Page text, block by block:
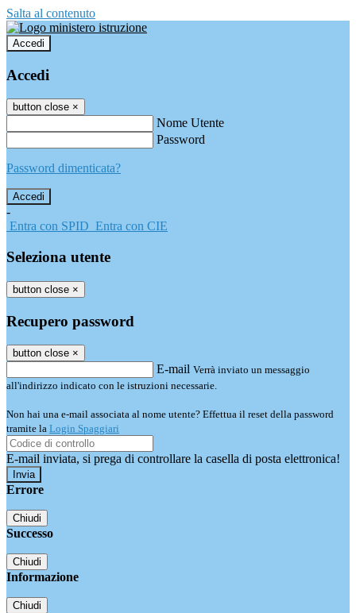
Salta al contenuto
Accedi
Accedi
button close ×
Nome Utente
Password
Password dimenticata?
-
Entra con SPID Entra con CIE
Seleziona utente
button close ×
Recupero password
button close ×
E-mail Verrà inviato un messaggio
all'indirizzo indicato con le istruzioni necessarie.
Non hai una e-mail associata al nome utente? Effettua il reset della password
tramite la Login Spaggiari
E-mail inviata, si prega di controllare la casella di posta elettronica!
Errore
Chiudi
Successo
Chiudi
Informazione
Chiudi